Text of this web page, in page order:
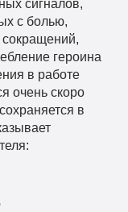
сигналов,
с болью,
сокращений,
героина
в работе
очень скоро
в